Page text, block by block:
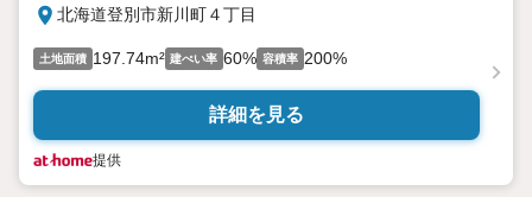
北海道登別市新川町４丁目
土地面積 197.74m² 建ぺい率 60% 容積率 200%
詳細を見る
提供